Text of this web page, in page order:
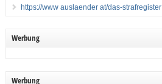
https://www auslaender at/das-strafregister
Werbung
Werbung